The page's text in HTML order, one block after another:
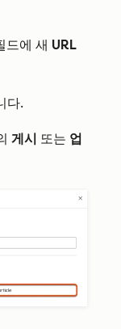
드에 새 URL
다.
게시 또는 업